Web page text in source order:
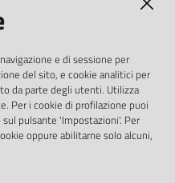
Instagram
e di sessione per
del sito, e cookie analitici per
da parte degli utenti. Utilizza
Per i cookie di profilazione puoi
pulsante 'Impostazioni'. Per
oppure abilitarne solo alcuni,